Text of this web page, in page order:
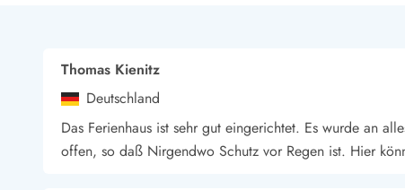
Thomas Kienitz
Deutschland
Das Ferienhaus ist sehr gut eingerichtet. Es wurde an
offen, so daß Nirgendwo Schutz vor Regen ist. Hier